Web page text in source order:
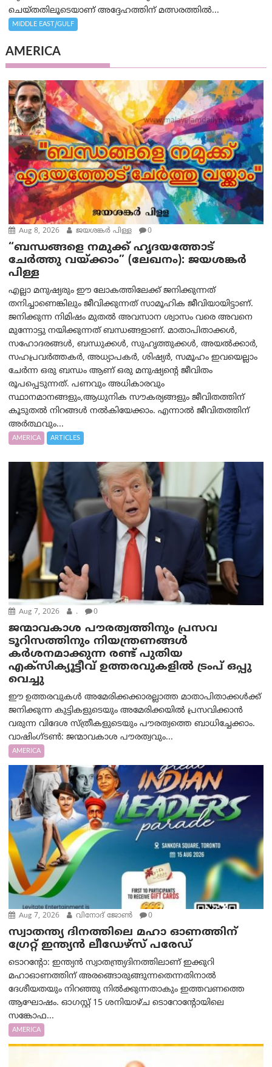
ചെയ്തതിലൂടെയാണ് അദ്ദേഹത്തിന് മത്സരത്തിൽ...
MIDDLE EAST/GULF
AMERICA
Aug 8, 2026 ജയശങ്കര്‍ പിള്ള 0
“ബന്ധങ്ങളെ നമുക്ക് ഹൃദയത്തോട്
ചേർത്തു വയ്ക്കാം” (ലേഖനം): ജയശങ്കര്‍
പിള്ള
എല്ലാ മനുഷ്യരും ഈ ലോകത്തിലേക്ക് ജനിക്കുന്നത്
തനിച്ചാണെങ്കിലും ജീവിക്കുന്നത് സാമൂഹിക ജീവിയായിട്ടാണ്.
ജനിക്കുന്ന നിമിഷം മുതൽ അവസാന ശ്വാസം വരെ അവനെ
മുന്നോട്ടു നയിക്കുന്നത് ബന്ധങ്ങളാണ്. മാതാപിതാക്കൾ,
സഹോദരങ്ങൾ, ബന്ധുക്കൾ, സുഹൃത്തുക്കൾ, അയൽക്കാർ,
സഹപ്രവർത്തകർ, അധ്യാപകർ, ശിഷ്യർ, സമൂഹം ഇവയെല്ലാം
ചേർന്ന ഒരു ബന്ധം ആണ് ഒരു മനുഷ്യന്റെ ജീവിതം
രൂപപ്പെടുന്നത്. പണവും അധികാരവും
സ്ഥാനമാനങ്ങളും,ആധുനിക സൗകര്യങ്ങളും ജീവിതത്തിന്
കൂടുതൽ നിറങ്ങൾ നൽകിയേക്കാം. എന്നാൽ ജീവിതത്തിന്
അർത്ഥവും...
AMERICA ARTICLES
Aug 7, 2026 . 0
ജന്മാവകാശ പൗരത്വത്തിനും പ്രസവ
ടൂറിസത്തിനും നിയന്ത്രണങ്ങൾ
കർശനമാക്കുന്ന രണ്ട് പുതിയ
എക്സിക്യൂട്ടീവ് ഉത്തരവുകളിൽ ട്രംപ് ഒപ്പു
വെച്ചു
ഈ ഉത്തരവുകൾ അമേരിക്കക്കാരല്ലാത്ത മാതാപിതാക്കൾക്ക്
ജനിക്കുന്ന കുട്ടികളുടെയും അമേരിക്കയിൽ പ്രസവിക്കാൻ
വരുന്ന വിദേശ സ്ത്രീകളുടെയും പൗരത്വത്തെ ബാധിച്ചേക്കാം.
വാഷിംഗ്ടണ്‍: ജന്മാവകാശ പൗരത്വവും...
AMERICA
Aug 7, 2026 വിനോദ് ജോൺ 0
സ്വാതന്ത്യ ദിനത്തിലെ മഹാ ഓണത്തിന്
ഗ്രേറ്റ് ഇന്ത്യൻ ലീഡേഴ്സ് പരേഡ്
ടൊറന്റോ: ഇന്ത്യൻ സ്വാതന്ത്ര്യദിനത്തിലാണ് ഇക്കുറി
മഹാഓണത്തിന് അരങ്ങൊരുങ്ങുന്നതെന്നതിനാൽ
ദേശീയതയും നിറഞ്ഞു നിൽക്കുന്നതാകും ഇത്തവണത്തെ
ആഘോഷം. ഓഗസ്റ്റ് 15 ശനിയാഴ്ച ടൊറോന്റോയിലെ
സങ്കോഫ...
AMERICA